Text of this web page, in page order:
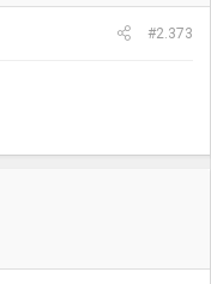
#2.373